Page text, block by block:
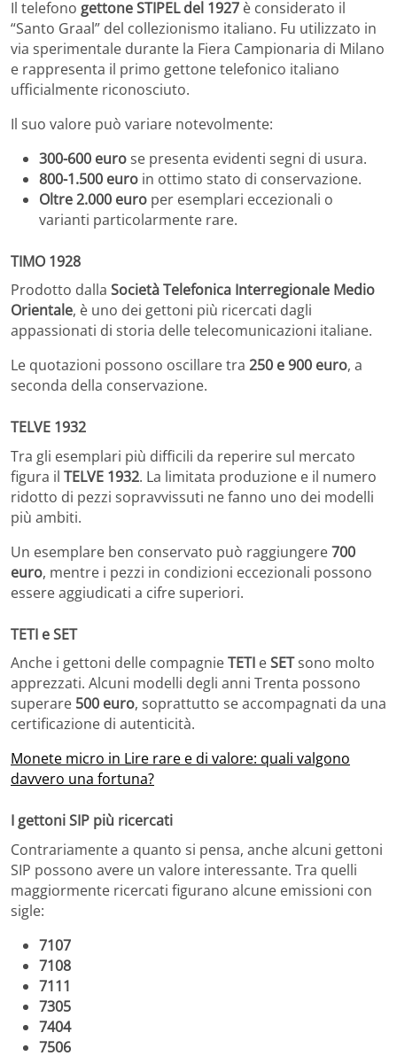
Il telefono gettone STIPEL del 1927 è considerato il
“Santo Graal” del collezionismo italiano. Fu utilizzato in
via sperimentale durante la Fiera Campionaria di Milano
e rappresenta il primo gettone telefonico italiano
ufficialmente riconosciuto.
Il suo valore può variare notevolmente:
300-600 eurose presenta evidenti segni di usura.
800-1.500 euro in ottimo stato di conservazione.
Oltre 2.000 euro per esemplari eccezionali o
varianti particolarmente rare.
TIMO 1928
Prodotto dalla Società Telefonica Interregionale Medio
Orientale, è uno dei gettoni più ricercati dagli
appassionati di storia delle telecomunicazioni italiane.
Le quotazioni possono oscillare tra 250 e 900 euro, a
seconda della conservazione.
TELVE 1932
Tra gli esemplari più difficili da reperire sul mercato
figura il TELVE 1932. La limitata produzione e il numero
ridotto di pezzi sopravvissuti ne fanno uno dei modelli
più ambiti.
Un esemplare ben conservato può raggiungere700
euro, mentre i pezzi in condizioni eccezionali possono
essere aggiudicati a cifre superiori.
TETI e SET
Anche i gettoni delle compagnieTETI eSETsono molto
apprezzati. Alcuni modelli degli anni Trenta possono
superare 500 euro, soprattutto se accompagnati da una
certificazione di autenticità.
Monete micro in Lire rare e di valore: quali valgono
davvero una fortuna?
I gettoni SIP più ricercati
Contrariamente a quanto si pensa, anche alcuni gettoni
SIP possono avere un valore interessante. Tra quelli
maggiormente ricercati figurano alcune emissioni con
sigle:
7107
7108
7111
7305
7404
7506